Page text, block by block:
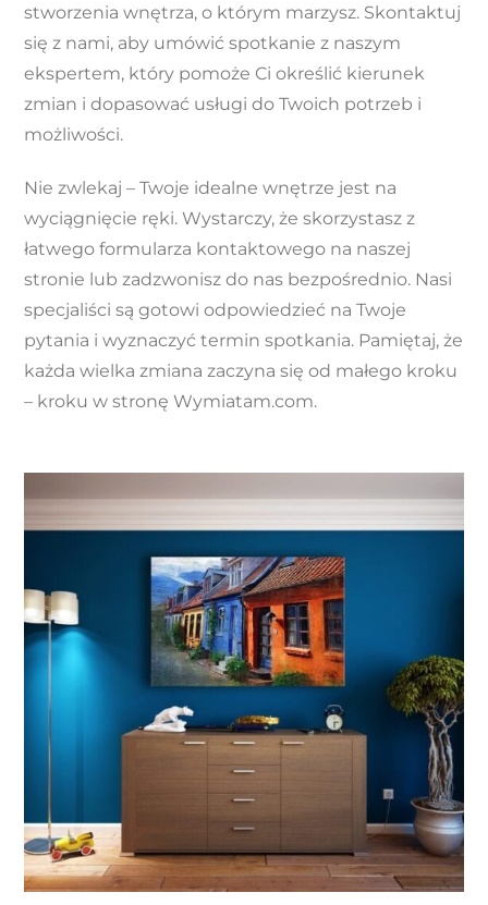
stworzenia wnętrza, o którym marzysz. Skontaktuj
się z nami, aby umówić spotkanie z naszym
ekspertem, który pomoże Ci określić kierunek
zmian i dopasować usługi do Twoich potrzeb i
możliwości.
Nie zwlekaj – Twoje idealne wnętrze jest na
wyciągnięcie ręki. Wystarczy, że skorzystasz z
łatwego formularza kontaktowego na naszej
stronie lub zadzwonisz do nas bezpośrednio. Nasi
specjaliści są gotowi odpowiedzieć na Twoje
pytania i wyznaczyć termin spotkania. Pamiętaj, że
każda wielka zmiana zaczyna się od małego kroku
– kroku w stronę Wymiatam.com.